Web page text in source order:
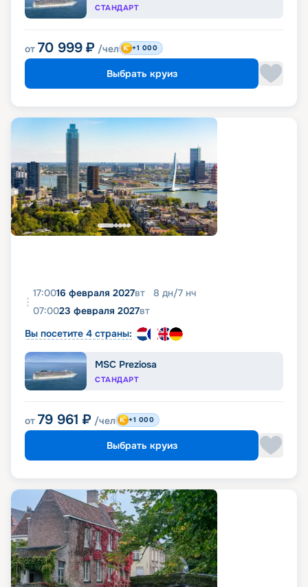
СТАНДАРТ
от 70 999 ₽ /чел +1 000
Выбрать круиз
17:0016 февраля 2027вт 8 дн/7 нч
07:0023 февраля 2027вт
Вы посетите 4 страны:
MSC Preziosa
СТАНДАРТ
от 79 961 ₽ /чел +1 000
Выбрать круиз